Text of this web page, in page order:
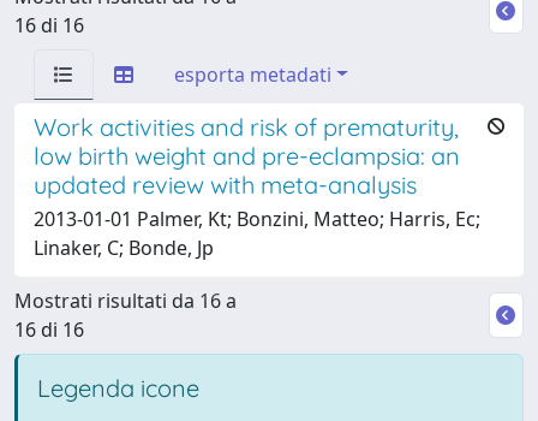
16 di 16
esporta metadati
Work activities and risk of prematurity,
low birth weight and pre-eclampsia: an
updated review with meta-analysis
2013-01-01 Palmer, Kt; Bonzini, Matteo; Harris, Ec;
Linaker, C; Bonde, Jp
Mostrati risultati da 16 a
16 di 16
Legenda icone